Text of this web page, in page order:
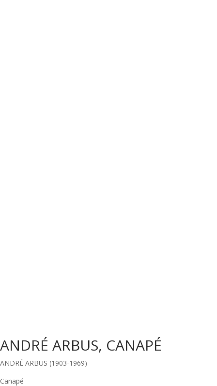
ANDRÉ ARBUS, CANAPÉ
ANDRÉ ARBUS (1903-1969)
Canapé